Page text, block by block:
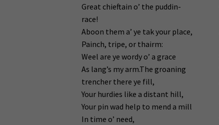
Great chieftain o’ the puddin-
race!
Aboon them a’ ye tak your place,
Painch, tripe, or thairm:
Weel are ye wordy o’ a grace
As lang’s my arm.The groaning
trencher there ye fill,
Your hurdies like a distant hill,
Your pin wad help to mend a mill
In time o’ need,